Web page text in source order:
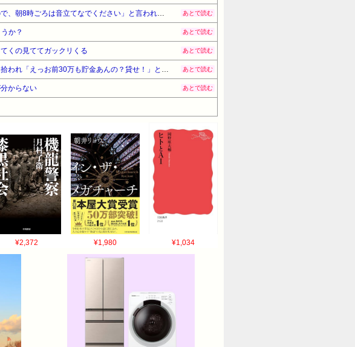
近所の赤ん坊が夜中じゅう泣いて毎日睡眠不足…そこの奥さんに「赤ちゃんが寝てるので、朝8時ごろは音立てなでください」と言われた→ あとで読む
か？ あとで読む
くの見ててガックリくる あとで読む
大学のゴミ箱にレシート類を捨てたら、一番上に銀行の明細が表向きで入った→先輩に拾われ「えっお前30万も貯金あんの？貸せ！」と言ってきた あとで読む
からない あとで読む
¥2,372 ¥1,980 ¥1,034